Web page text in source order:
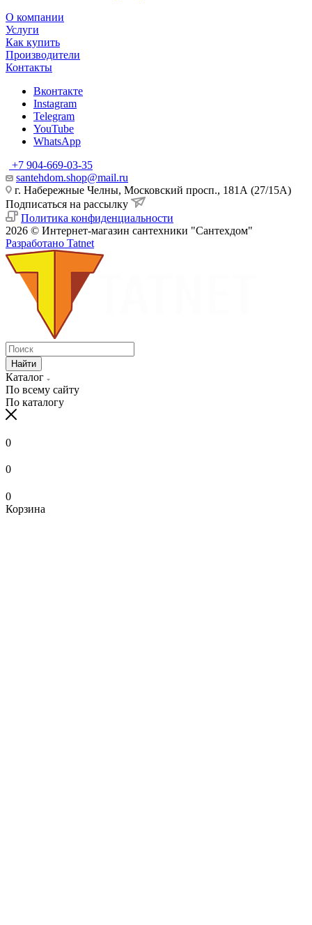
О компании
Услуги
Как купить
Производители
Контакты
Вконтакте
Instagram
Telegram
YouTube
WhatsApp
+7 904-669-03-35
santehdom.shop@mail.ru
г. Набережные Челны, Московский просп., 181А (27/15А)
Подписаться на рассылку
Политика конфиденциальности
2026 © Интернет-магазин сантехники "Сантехдом"
Разработано Tatnet
Найти
Каталог
По всему сайту
По каталогу
0
0
0
Корзина